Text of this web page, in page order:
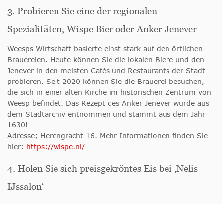
3. Probieren Sie eine der regionalen
Spezialitäten, Wispe Bier oder Anker Jenever
Weesps Wirtschaft basierte einst stark auf den örtlichen
Brauereien. Heute können Sie die lokalen Biere und den
Jenever in den meisten Cafés und Restaurants der Stadt
probieren. Seit 2020 können Sie die Brauerei besuchen,
die sich in einer alten Kirche im historischen Zentrum von
Weesp befindet. Das Rezept des Anker Jenever wurde aus
dem Stadtarchiv entnommen und stammt aus dem Jahr
1630!
Adresse; Herengracht 16. Mehr Informationen finden Sie
hier: https://wispe.nl/
4. Holen Sie sich preisgekröntes Eis bei ‚Nelis
IJssalon‘